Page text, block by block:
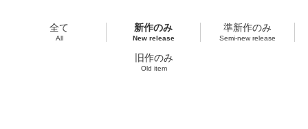
全て
All
新作のみ
New release
準新作のみ
Semi-new release
旧作のみ
Old item